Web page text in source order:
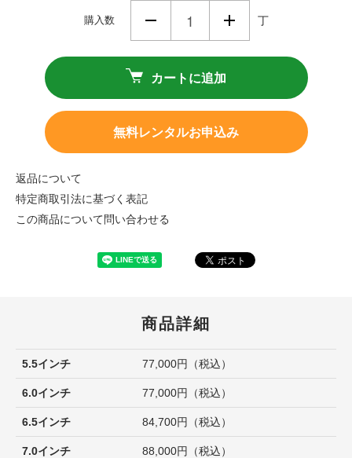
購入数 丁
カートに追加
無料レンタルお申込み
返品について
特定商取引法に基づく表記
この商品について問い合わせる
商品詳細
5.5インチ 77,000円（税込）
6.0インチ 77,000円（税込）
6.5インチ 84,700円（税込）
7.0インチ 88,000円（税込）